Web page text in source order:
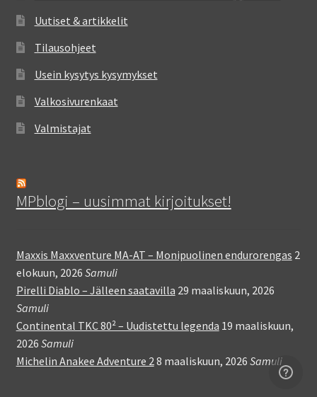
Uutiset & artikkelit
Tilausohjeet
Usein kysytys kysymykset
Valkosivurenkaat
Valmistajat
MPblogi – uusimmat kirjoitukset!
Maxxis Maxxventure MA-AT – Monipuolinen endurorengas 2
elokuun, 2026 Samuli
Pirelli Diablo – Jälleen saatavilla 29 maaliskuun, 2026
Samuli
Continental TKC 80² – Uudistettu legenda 19 maaliskuun,
2026 Samuli
Michelin Anakee Adventure 28 maaliskuun, 2026 Samuli